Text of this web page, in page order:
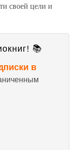
своей цели и
📚
в